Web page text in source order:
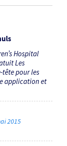
Hospital
Les
tête pour les
application et
2015